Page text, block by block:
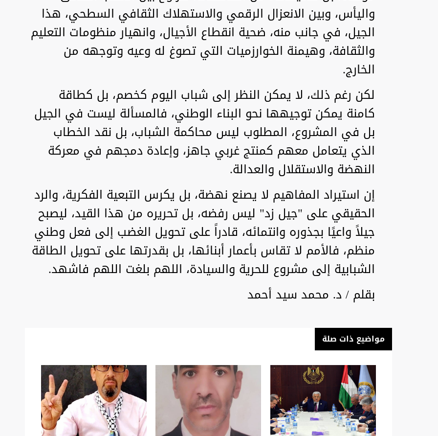
واليأس، وبين الانعزال الرقمي والاستهلاك الثقافي السطحي، هذا
الجيل، في جانب منه، ضحية انقطاع الأجيال، وانهيار منظومات التعليم
والثقافة، وهيمنة الخوارزميات التي تصوغ له وعيه وتوجهه من
الخارج.
لكن رغم ذلك، لا يمكن النظر إلى شباب اليوم كخصم، بل كطاقة
كامنة يمكن توجيهها نحو البناء الوطني، فالمسألة ليست في الجيل
بل في المشروع، المطلوب ليس محاكمة الشباب، بل نقد الخطاب
الذي يتعامل معهم كمنتج غربي جاهز، وإعادة دمجهم في معركة
النهضة والاستقلال والعدالة.
إن استيراد المفاهيم لا يصنع نهضة، بل يكرس التبعية الفكرية، والرد
الحقيقي على "جيل زد" ليس رفضه، بل تحريره من هذا القيد، ليصبح
جيلاً واعيًا بجذوره وانتمائه، قادراً على تحويل الغضب إلى فعل وطني
منظم، فالأمم لا تقاس بأعمار أبنائها، بل بقدرتها على تحويل الطاقة
الشبابية إلى مشروع للحرية والسيادة، اللهم بلغت اللهم فاشهد.
بقلم / د. محمد سيد أحمد
مواضيع ذات صلة